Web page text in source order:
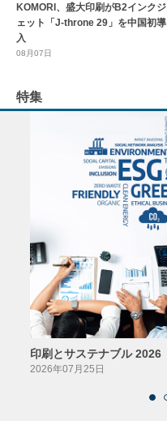
KOMORI、盛大印刷がB2インクジ
ェット「J-throne 29」を中国初導
入
08月07日
特集
印刷とサステナブル 2026
2026年07月25日